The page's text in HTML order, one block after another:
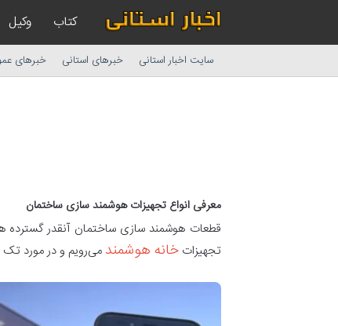
کتاب وکیل
سایت اخبار استانی خبرهای استانی خبرهای
معرفی انواع تجهیزات هوشمند سازی ساختمان
قطعات هوشمند سازی ساختمان آنقدر گسترده
تجهیزاتخانه هوشمند می‌رویم و در مورد